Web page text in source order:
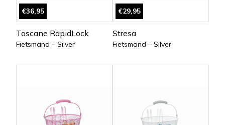
€36,95
Toscane RapidLock
Fietsmand – Silver
€29,95
Stresa
Fietsmand – Silver